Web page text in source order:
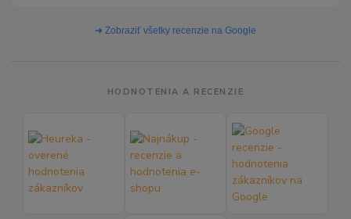
➜ Zobraziť všetky recenzie na Google
HODNOTENIA A RECENZIE